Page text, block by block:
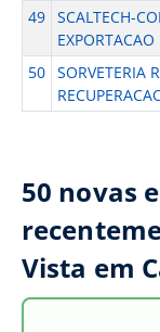
49 SCALTECH-
EXPORTACAO
50 SORVETERIA
50 novas
Vista em